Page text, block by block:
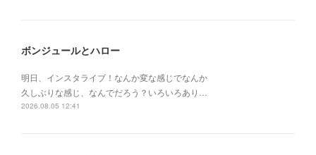
ボンジュールとハロー
明日、インスタライブ！なんか変な感じでなんか
久しぶりな感じ、なんでだろう？いろいろあり…
2026.08.05 12:41